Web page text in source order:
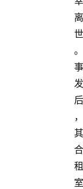
离
世
。
事
发
后
，
其
合
租
室